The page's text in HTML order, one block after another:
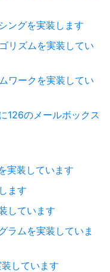
ングを実装します
リズムを実装してい
ワークを実装してい
126のメールボックス
実装しています
ます
しています
ラムを実装していま
しています